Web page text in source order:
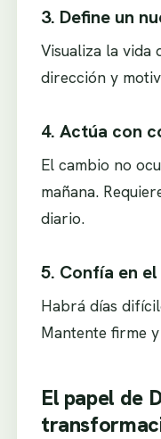
3. Define un
Visualiza la vida
dirección y
4. Actúa con
El cambio no
mañana.
diario.
5. Confía en
Habrá días
Mantente firme
El papel de